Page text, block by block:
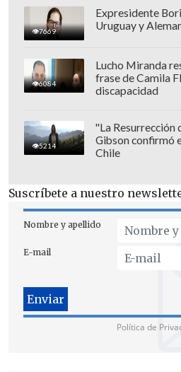
7669
Expresidente
Uruguay y
6084
Lucho Miranda
frase de Camila
discapacidad
5214
"La Resurrección
Gibson confirmó
Chile
Suscríbete a nuestro
Nombre y apellido
E-mail
Política de